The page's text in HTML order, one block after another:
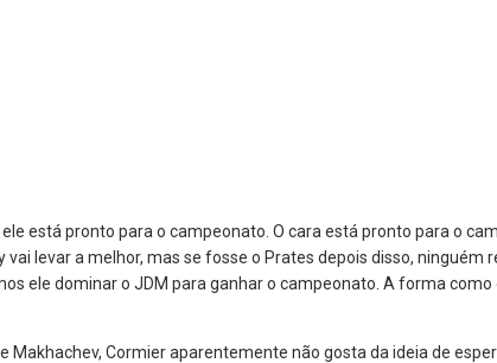
está pronto para o campeonato. O cara está pronto para o
levar a melhor, mas se fosse o Prates depois disso,
ele dominar o JDM para ganhar o campeonato. A forma
Makhachev, Cormier aparentemente não gosta da ideia de